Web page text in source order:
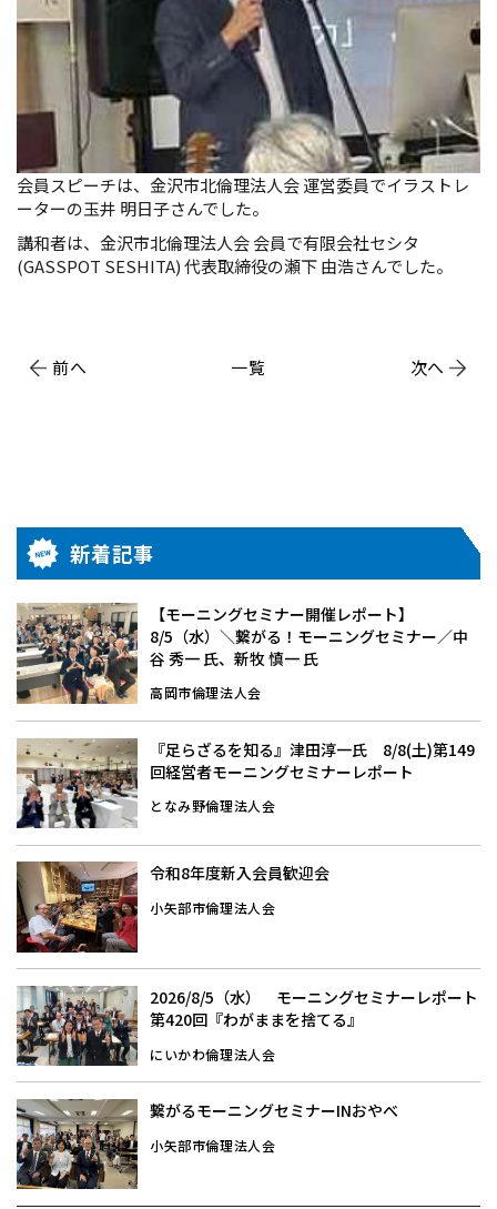
会員スピーチは、金沢市北倫理法人会 運営委員でイラストレ
ーターの玉井 明日子さんでした。
講和者は、金沢市北倫理法人会 会員で有限会社セシタ
(GASSPOT SESHITA) 代表取締役の瀬下 由浩さんでした。
前へ 一覧 次へ
新着記事
【モーニングセミナー開催レポート】
8/5（水）＼繋がる！モーニングセミナー／中
谷 秀一 氏、新牧 慎一 氏
高岡市倫理法人会
『足らざるを知る』津田淳一氏 8/8(土)第149
回経営者モーニングセミナーレポート
となみ野倫理法人会
令和8年度新入会員歓迎会
小矢部市倫理法人会
2026/8/5（水） モーニングセミナーレポート
第420回『わがままを捨てる』
にいかわ倫理法人会
繋がるモーニングセミナーINおやべ
小矢部市倫理法人会